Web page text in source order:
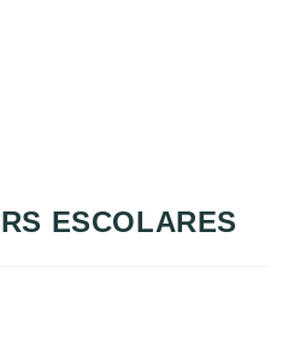
ESCOLARES